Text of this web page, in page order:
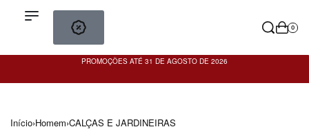
0
PROMOÇÕES ATÉ 31 DE AGOSTO DE 2026
Início›Homem›CALÇAS E JARDINEIRAS